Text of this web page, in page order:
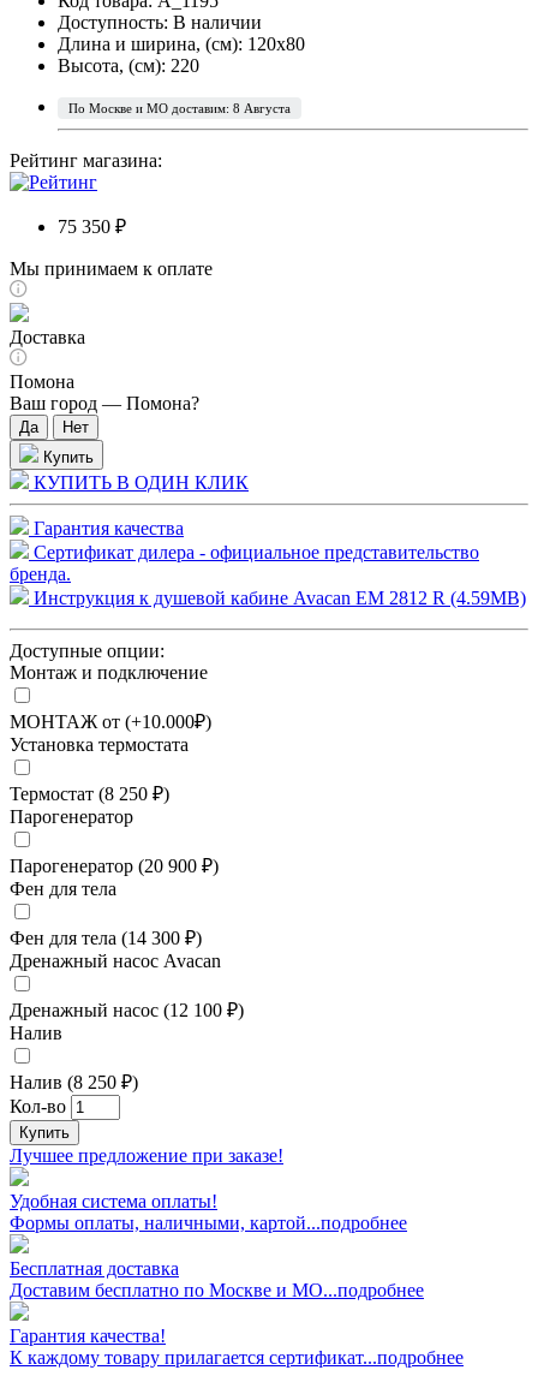
Доступность: В наличии
Длина и ширина, (см): 120x80
Высота, (см): 220
По Москве и МО доставим: 8 Августа
Рейтинг магазина:
75 350 ₽
Мы принимаем к оплате
Доставка
Помона
Ваш город — Помона?
Купить
КУПИТЬ В ОДИН КЛИК
Гарантия качества
Сертификат дилера - официальное представительство
бренда.
Инструкция к душевой кабине Avacan EM 2812 R (4.59MB)
Доступные опции:
Монтаж и подключение
МОНТАЖ от (+10.000₽)
Установка термостата
Термостат (8 250 ₽)
Парогенератор
Парогенератор (20 900 ₽)
Фен для тела
Фен для тела (14 300 ₽)
Дренажный насос Avacan
Дренажный насос (12 100 ₽)
Налив
Налив (8 250 ₽)
Кол-во
Купить
Лучшее предложение при заказе!
Удобная система оплаты!
Формы оплаты, наличными, картой...подробнее
Бесплатная доставка
Доставим бесплатно по Москве и МО...подробнее
Гарантия качества!
К каждому товару прилагается сертификат...подробнее